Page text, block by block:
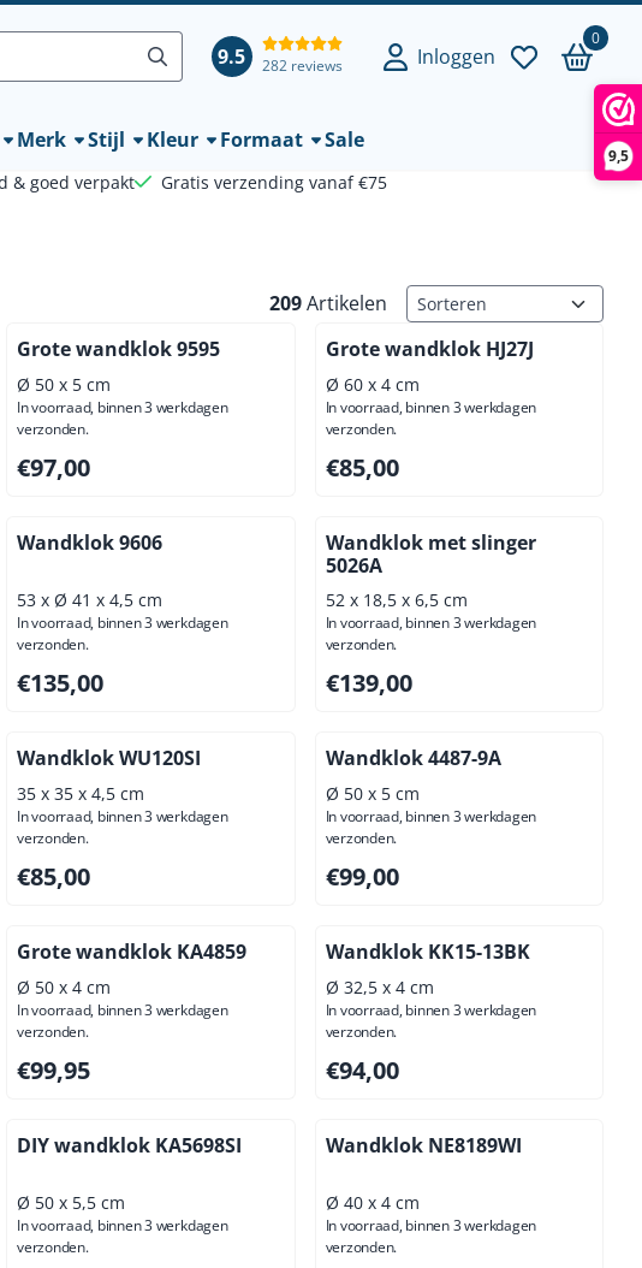
9,5
9.5 282 reviews Inloggen
0
Merk Stijl Kleur Formaat Sale
& goed verpakt
Gratis verzending vanaf €75
209Artikelen
Sorteermethode
Grote wandklok 9595
Ø 50 x 5 cm
In voorraad, binnen 3 werkdagen
verzonden.
Prijs: 97,00, exclusief btw: 80,17
€97,00
Grote wandklok HJ27J
Ø 60 x 4 cm
In voorraad, binnen 3 werkdagen
verzonden.
Prijs: 85,00, exclusief btw: 70,25
€85,00
Wandklok 9606
53 x Ø 41 x 4,5 cm
In voorraad, binnen 3 werkdagen
verzonden.
Prijs: 135,00, exclusief btw: 111,57
€135,00
Wandklok met slinger
5026A
52 x 18,5 x 6,5 cm
In voorraad, binnen 3 werkdagen
verzonden.
Prijs: 139,00, exclusief btw: 114,88
€139,00
Wandklok WU120SI
35 x 35 x 4,5 cm
In voorraad, binnen 3 werkdagen
verzonden.
Prijs: 85,00, exclusief btw: 70,25
€85,00
Wandklok 4487-9A
Ø 50 x 5 cm
In voorraad, binnen 3 werkdagen
verzonden.
Prijs: 99,00, exclusief btw: 81,82
€99,00
Grote wandklok KA4859
Ø 50 x 4 cm
In voorraad, binnen 3 werkdagen
verzonden.
Prijs: 99,95, exclusief btw: 82,60
€99,95
Wandklok KK15-13BK
Ø 32,5 x 4 cm
In voorraad, binnen 3 werkdagen
verzonden.
Prijs: 94,00, exclusief btw: 77,69
€94,00
DIY wandklok KA5698SI
Ø 50 x 5,5 cm
In voorraad, binnen 3 werkdagen
verzonden.
Wandklok NE8189WI
Ø 40 x 4 cm
In voorraad, binnen 3 werkdagen
verzonden.